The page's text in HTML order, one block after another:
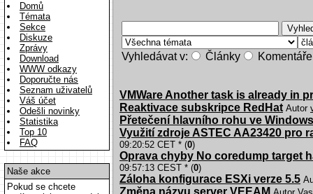
Domů
Témata
Sekce
Diskuze
Zprávy
Download
WWW odkazy
Doporučte nás
Seznam uživatelů
Váš účet
Odešli novinky
Statistika
Top 10
FAQ
Naše akce
Pokud se chcete
Vyhledávat v: Články Komentáře
VMWare Another task is already in
Reaktivace subskripce RedHat Autor
Přetečení hlavního rohu ve
Využití zdroje ASTEC AA23420 pro
09:20:52 CET * (0)
Oprava chyby No coredump target
09:57:13 CEST * (0)
Záloha konfigurace ESXi verze 5.5
Změna názvu server VEEAM